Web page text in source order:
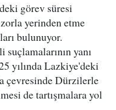
görev süresi
yerinden etme
bulunuyor.
yanı
yılında Lazkiye'deki
çevresinde Dürzilerle
de tartışmalara yol